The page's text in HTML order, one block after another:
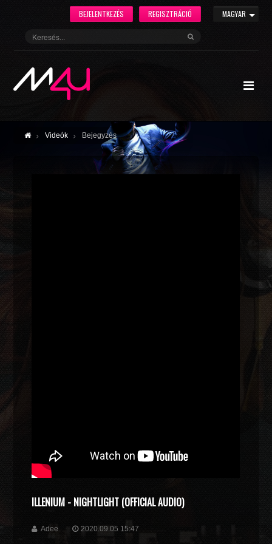
MAGYAR
REGISZTRÁCIÓ
BEJELENTKEZÉS
Videók Bejegyzés
ILLENIUM - NIGHTLIGHT (OFFICIAL AUDIO)
Adee 2020.09.05 15:47